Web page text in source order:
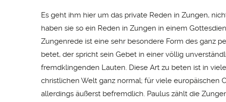
Es geht ihm hier um das private Reden in Zungen,
haben sie so ein Reden in Zungen in einem
Zungenrede ist eine sehr besondere Form des ganz
betet, der spricht sein Gebet in einer völlig
fremdklingenden Lauten. Diese Art zu beten ist in
christlichen Welt ganz normal; für viele europäischen
allerdings äußerst befremdlich. Paulus zählt die